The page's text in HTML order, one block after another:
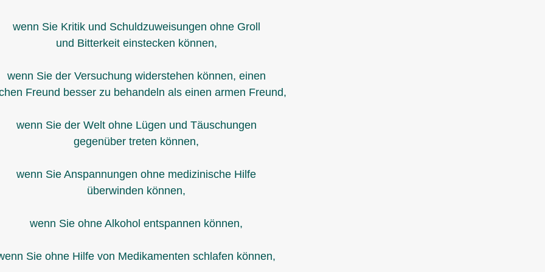
wenn Sie Kritik und Schuldzuweisungen ohne Groll
und Bitterkeit einstecken können,
wenn Sie der Versuchung widerstehen können, einen
Freund besser zu behandeln als einen armen Freund,
wenn Sie der Welt ohne Lügen und Täuschungen
gegenüber treten können,
wenn Sie Anspannungen ohne medizinische Hilfe
überwinden können,
wenn Sie ohne Alkohol entspannen können,
Sie ohne Hilfe von Medikamenten schlafen können,